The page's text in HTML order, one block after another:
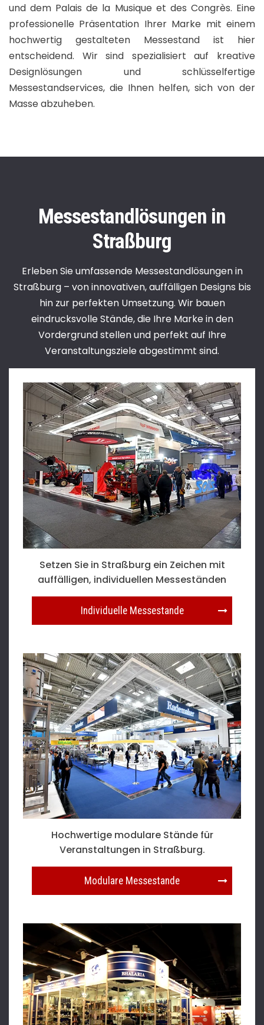
und dem Palais de la Musique et des Congrès. Eine
professionelle Präsentation Ihrer Marke mit einem
hochwertig gestalteten Messestand ist hier
entscheidend. Wir sind spezialisiert auf kreative
Designlösungen und schlüsselfertige
Messestandservices, die Ihnen helfen, sich von der
Masse abzuheben.
Messestandlösungen in
Straßburg
Erleben Sie umfassende Messestandlösungen in
Straßburg – von innovativen, auffälligen Designs bis
hin zur perfekten Umsetzung. Wir bauen
eindrucksvolle Stände, die Ihre Marke in den
Vordergrund stellen und perfekt auf Ihre
Veranstaltungsziele abgestimmt sind.
Setzen Sie in Straßburg ein Zeichen mit
auffälligen, individuellen Messeständen
Individuelle Messestande
Hochwertige modulare Stände für
Veranstaltungen in Straßburg.
Modulare Messestande